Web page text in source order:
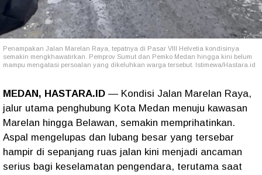
Penampakan Jalan Marelan Raya, tepatnya di Pasar VIII Helvetia kondisinya
semakin mengkhawatirkan. Pemprov Sumut dan Pemko Medan hingga kini belum
mampu mengatasi persoalan yang dikeluhkan warga tersebut. Istimewa/Hastara.id
MEDAN, HASTARA.ID — Kondisi Jalan Marelan Raya,
jalur utama penghubung Kota Medan menuju kawasan
Marelan hingga Belawan, semakin memprihatinkan.
Aspal mengelupas dan lubang besar yang tersebar
hampir di sepanjang ruas jalan kini menjadi ancaman
serius bagi keselamatan pengendara, terutama saat